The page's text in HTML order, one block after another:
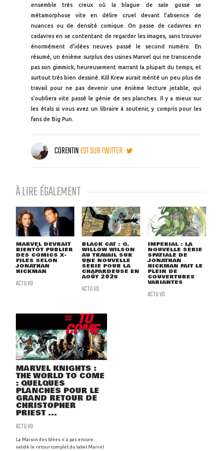
ensemble très creux où la blague de sale gosse se
métamorphose vite en délire cruel devant l'absence de
nuances ou de densité comique. On passe de cadavres en
cadavres en se contentant de regarder les images, sans trouver
énormément d'idées neuves passé le second numéro. En
résumé, un énième surplus des usines Marvel qui ne transcende
pas son gimmick, heureusement marrant la plupart du temps, et
surtout très bien dessiné. Kill Krew aurait mérité un peu plus de
travail pour ne pas devenir une énième lecture jetable, qui
s'oubliera vite passé le génie de ses planches. Il y a mieux sur
les étals si vous avez un libraire à soutenir, y compris pour les
fans de Big Pun.
CORENTINEST SUR TWITTER
À LIRE ÉGALEMENT
MARVEL DEVRAIT
BIENTÔT PUBLIER
DES COMICS X-
FILES SELON
JONATHAN
HICKMAN
ACTU VO
BLACK CAT : G.
WILLOW WILSON
AU TRAVAIL SUR
UNE NOUVELLE
SÉRIE POUR LA
CHAPARDEUSE EN
AOÛT 2025
ACTU VO
IMPERIAL : LA
NOUVELLE SÉRIE
SPATIALE DE
JONATHAN
HICKMAN FAIT LE
PLEIN DE
COUVERTURES
VARIANTES
ACTU VO
MARVEL KNIGHTS :
THE WORLD TO COME
: QUELQUES
PLANCHES POUR LE
GRAND RETOUR DE
CHRISTOPHER
PRIEST ...
ACTU VO
La Maison des Idées n'a pas encore
validé le retour complet du label Marvel